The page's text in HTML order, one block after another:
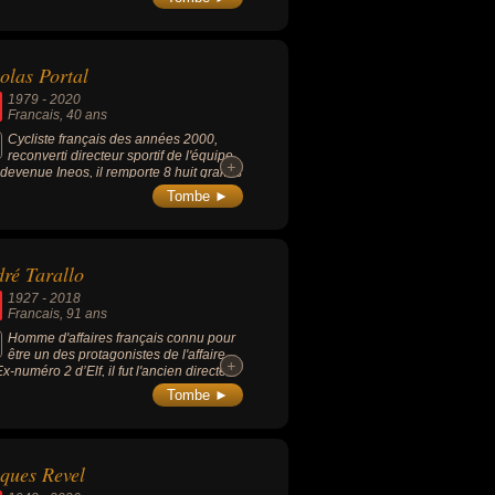
Portal
1979 -2020
Francais, 40 ans
Cycliste français des années 2000,
reconverti directeur sportif de l'équipe
Ineos, il remporte 8 huit grands
en tant que directeur, dont 6 Tours de
avec Christopher Froome (2013,
+
+
Tombe ►
Tarallo
1927 -2018
Francais, 91 ans
Homme d'affaires français connu pour
être un des protagonistes de l'affaire
numéro 2 d’Elf, il fut l'ancien directeur
affaires africaines de la compagnie
et avait été condamné en appel à
+
+
Tombe ►
Revel